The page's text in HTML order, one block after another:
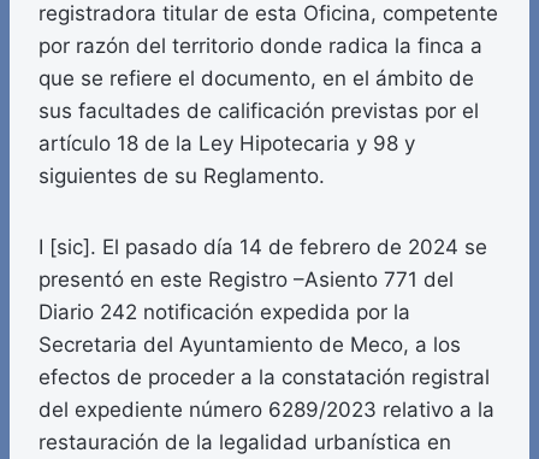
registradora titular de esta Oficina, competente
por razón del territorio donde radica la finca a
que se refiere el documento, en el ámbito de
sus facultades de calificación previstas por el
artículo 18 de la Ley Hipotecaria y 98 y
siguientes de su Reglamento.
I [sic]. El pasado día 14 de febrero de 2024 se
presentó en este Registro –Asiento 771 del
Diario 242 notificación expedida por la
Secretaria del Ayuntamiento de Meco, a los
efectos de proceder a la constatación registral
del expediente número 6289/2023 relativo a la
restauración de la legalidad urbanística en